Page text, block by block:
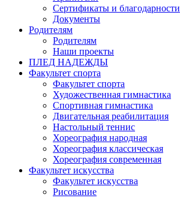
Сертификаты и благодарности
Документы
Родителям
Родителям
Наши проекты
ПЛЕД НАДЕЖДЫ
Факультет спорта
Факультет спорта
Художественная гимнастика
Спортивная гимнастика
Двигательная реабилитация
Настольный теннис
Хореография народная
Хореография классическая
Хореография современная
Факультет искусства
Факультет искусства
Рисование